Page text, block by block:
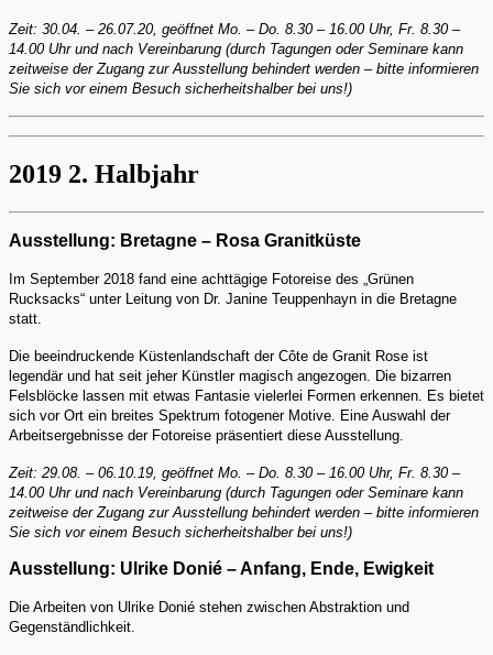
Zeit: 30.04. – 26.07.20, geöffnet Mo. – Do. 8.30 – 16.00 Uhr, Fr. 8.30 –
14.00 Uhr und nach Vereinbarung (durch Tagungen oder Seminare kann
zeitweise der Zugang zur Ausstellung behindert werden – bitte informieren
Sie sich vor einem Besuch sicherheitshalber bei uns!)
2019 2. Halbjahr
Ausstellung: Bretagne – Rosa Granitküste
Im September 2018 fand eine achttägige Fotoreise des „Grünen
Rucksacks“ unter Leitung von Dr. Janine Teuppenhayn in die Bretagne
statt.
Die beeindruckende Küstenlandschaft der Côte de Granit Rose ist
legendär und hat seit jeher Künstler magisch angezogen. Die bizarren
Felsblöcke lassen mit etwas Fantasie vielerlei Formen erkennen. Es bietet
sich vor Ort ein breites Spektrum fotogener Motive. Eine Auswahl der
Arbeitsergebnisse der Fotoreise präsentiert diese Ausstellung.
Zeit: 29.08. – 06.10.19, geöffnet Mo. – Do. 8.30 – 16.00 Uhr, Fr. 8.30 –
14.00 Uhr und nach Vereinbarung (durch Tagungen oder Seminare kann
zeitweise der Zugang zur Ausstellung behindert werden – bitte informieren
Sie sich vor einem Besuch sicherheitshalber bei uns!)
Ausstellung: Ulrike Donié – Anfang, Ende, Ewigkeit
Die Arbeiten von Ulrike Donié stehen zwischen Abstraktion und
Gegenständlichkeit.